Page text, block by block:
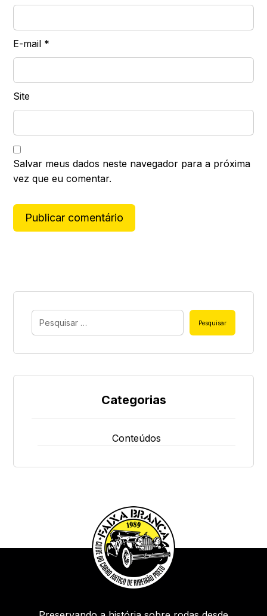
E-mail *
Site
Salvar meus dados neste navegador para a próxima
vez que eu comentar.
Publicar comentário
e
t
v
Pesquisar
Categorias
Conteúdos